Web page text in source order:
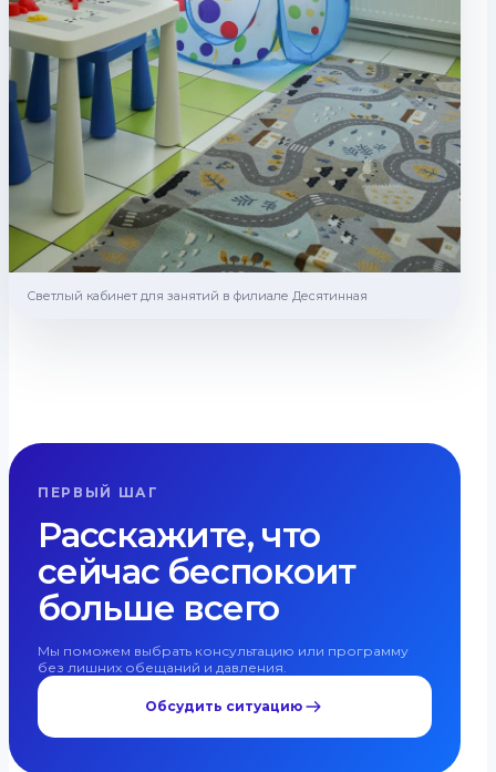
Светлый кабинет для занятий в филиале Десятинная
ПЕРВЫЙ ШАГ
Расскажите, что
сейчас беспокоит
больше всего
Мы поможем выбрать консультацию или программу
без лишних обещаний и давления.
Обсудить ситуацию